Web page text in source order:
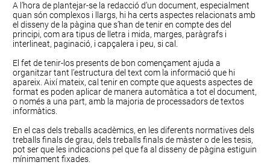
A l’hora de plantejar-se la redacció d’un document, especialment
quan són complexos i llargs, hi ha certs aspectes relacionats amb
el disseny de la pàgina que s’han de tenir en compte des del
principi, com aratipus de lletra i mida, marges, paràgrafs i
interlineat, paginació, icapçalera i peu, si cal.
El fet de tenir-los presents de bon començament ajuda a
organitzar tant l’estructura del text com la informació que hi
apareix. Així mateix, cal tenir en compte que aquests aspectes de
format es poden aplicar de manera automàtica a tot el document,
o només a una part, amb la majoria de processadors de textos
informàtics.
En el cas dels treballs acadèmics, en les diferents normatives dels
treballs finals de grau, dels treballs finals de màster o de les tesis,
pot ser que les indicacions pel que fa al disseny de pàgina estiguin
mínimament fixades.